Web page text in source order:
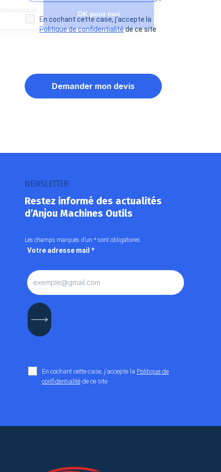
Paramétrer mes préférencesJe
choisis
Axeptio consent
Plateforme de Gestion du Consentement : Personnalisez vos
En cochant cette case, j’accepte la
Politique de confidentialitéde ce site
NEWSLETTER
Restez informé des actualités
d’Anjou Machines Outils
Les champs marqués d’un * sont obligatoires
Votre adresse mail *
En cochant cette case, j’accepte la Politique de
confidentialité de ce site